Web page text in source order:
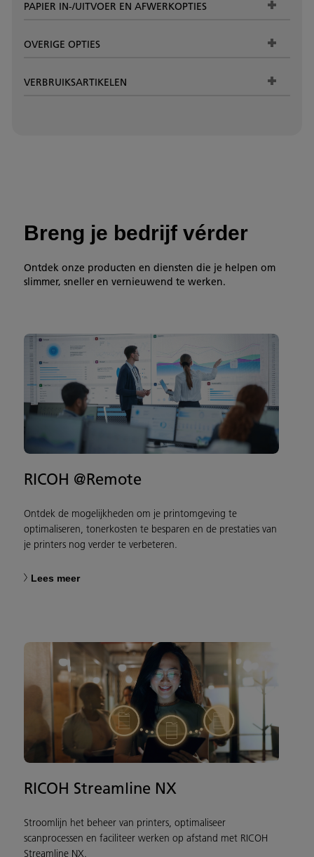
PAPIER IN-/UITVOER EN AFWERKOPTIES
OVERIGE OPTIES
VERBRUIKSARTIKELEN
Breng je bedrijf vérder
Ontdek onze producten en diensten die je helpen om
slimmer, sneller en vernieuwend te werken.
RICOH @Remote
Ontdek de mogelijkheden om je printomgeving te
optimaliseren, tonerkosten te besparen en de prestaties van
je printers nog verder te verbeteren.
Lees meer
RICOH Streamline NX
Stroomlijn het beheer van printers, optimaliseer
scanprocessen en faciliteer werken op afstand met RICOH
Streamline NX.